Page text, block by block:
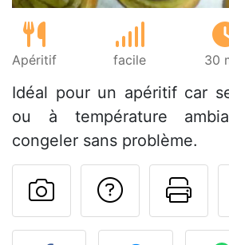
Apéritif facile 30
Idéal pour un apéritif car
ou à température
congeler sans problème.
Poser
Publier votre